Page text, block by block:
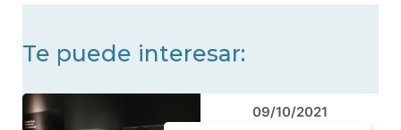
Te puede interesar:
09/10/2021